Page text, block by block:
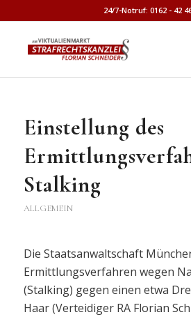
24/7-Notruf: 0162 - 42
Einstellung des
Stalking
ALLGEMEIN
Die Staatsanwaltschaft
Ermittlungsverfahren wegen
(Stalking) gegen einen etwa
Haar (Verteidiger RA Florian